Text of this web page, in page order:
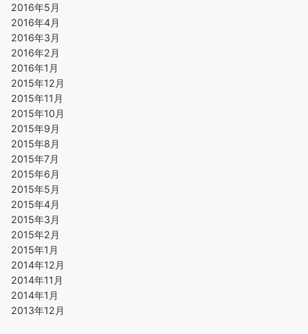
2016年5月
2016年4月
2016年3月
2016年2月
2016年1月
2015年12月
2015年11月
2015年10月
2015年9月
2015年8月
2015年7月
2015年6月
2015年5月
2015年4月
2015年3月
2015年2月
2015年1月
2014年12月
2014年11月
2014年1月
2013年12月